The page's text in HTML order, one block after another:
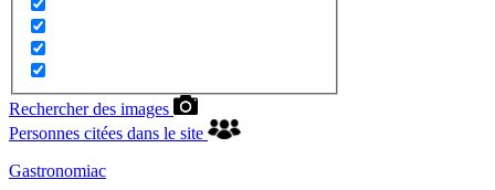
Rechercher des images
Personnes citées dans le site
Gastronomiac